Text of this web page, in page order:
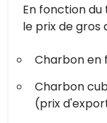
En fonction
le prix de gros
Charbon en
Charbon
(prix